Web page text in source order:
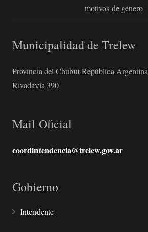
motivos de genero
Municipalidad de Trelew
Provincia del Chubut República Argentina
Rivadavia 390
Mail Oficial
coordintendencia@trelew.gov.ar
Gobierno
Intendente